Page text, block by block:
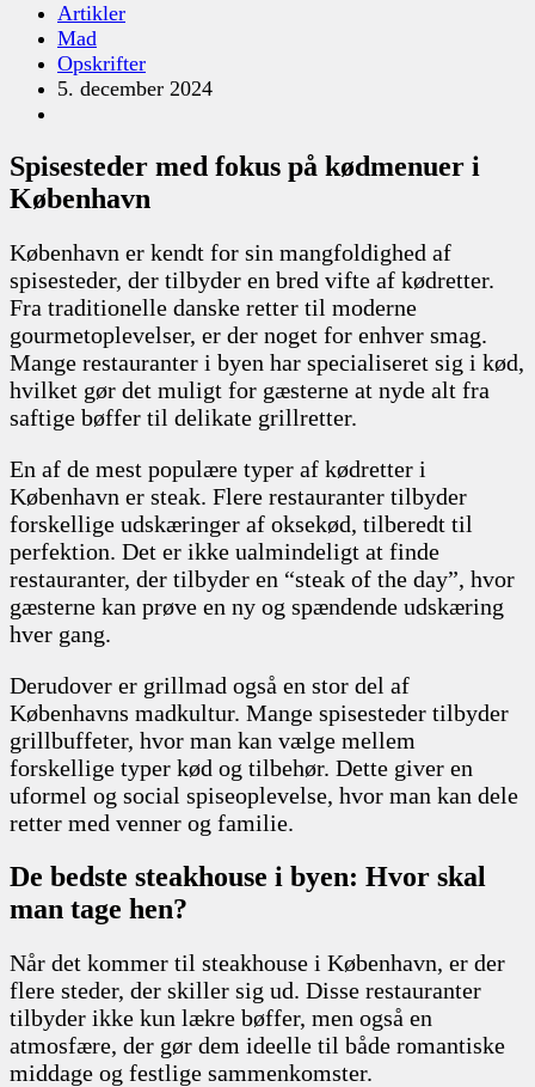
Artikler
Mad
Opskrifter
5. december 2024
Spisesteder med fokus på kødmenuer i
København
København er kendt for sin mangfoldighed af
spisesteder, der tilbyder en bred vifte af kødretter.
Fra traditionelle danske retter til moderne
gourmetoplevelser, er der noget for enhver smag.
Mange restauranter i byen har specialiseret sig i kød,
hvilket gør det muligt for gæsterne at nyde alt fra
saftige bøffer til delikate grillretter.
En af de mest populære typer af kødretter i
København er steak. Flere restauranter tilbyder
forskellige udskæringer af oksekød, tilberedt til
perfektion. Det er ikke ualmindeligt at finde
restauranter, der tilbyder en “steak of the day”, hvor
gæsterne kan prøve en ny og spændende udskæring
hver gang.
Derudover er grillmad også en stor del af
Københavns madkultur. Mange spisesteder tilbyder
grillbuffeter, hvor man kan vælge mellem
forskellige typer kød og tilbehør. Dette giver en
uformel og social spiseoplevelse, hvor man kan dele
retter med venner og familie.
De bedste steakhouse i byen: Hvor skal
man tage hen?
Når det kommer til steakhouse i København, er der
flere steder, der skiller sig ud. Disse restauranter
tilbyder ikke kun lækre bøffer, men også en
atmosfære, der gør dem ideelle til både romantiske
middage og festlige sammenkomster.